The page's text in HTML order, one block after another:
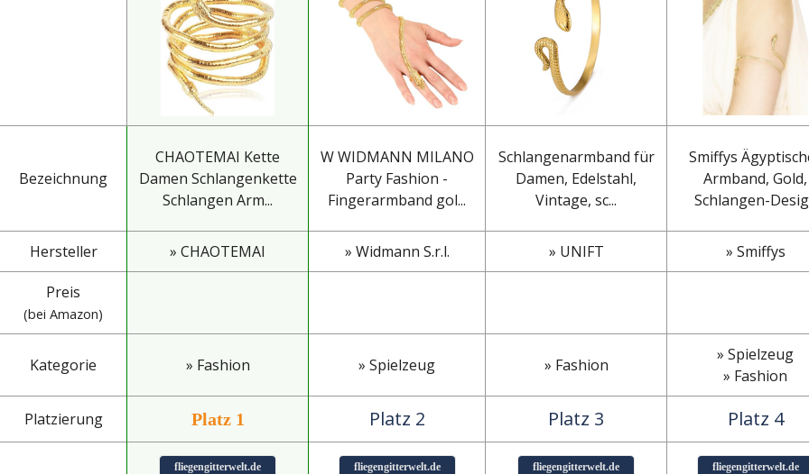
Bezeichnung
CHAOTEMAI Kette
Damen Schlangenkette
Schlangen Arm...
W WIDMANN MILANO
Party Fashion -
Fingerarmband gol...
Schlangenarmband für
Damen, Edelstahl,
Vintage, sc...
Smiffys
Armband, Gold,
Schlangen-
Hersteller » CHAOTEMAI » Widmann S.r.l. » UNIFT » Smiffys
Preis
(bei Amazon)
Kategorie » Fashion » Spielzeug » Fashion
» Spielzeug
» Fashion
Platzierung Platz 1 Platz 2 Platz 3 Platz 4
fliegengitterwelt.de
fliegengitterwelt.de
fliegengitterwelt.de
fliegengitterwelt.de